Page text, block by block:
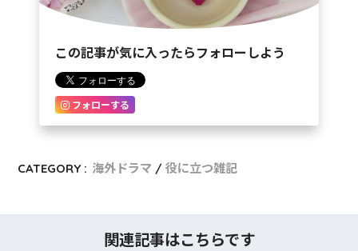
この記事が気に入ったらフォローしよう
フォローする
CATEGORY : 海外ドラマ 役に立つ雑記
関連記事はこちらです